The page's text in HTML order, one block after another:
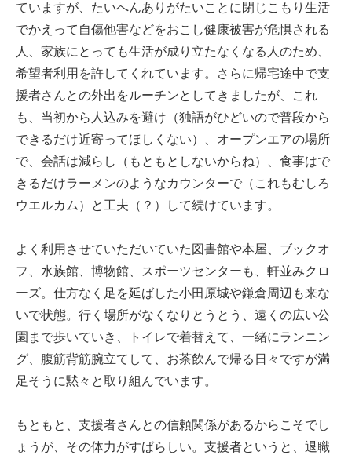
ていますが、たいへんありがたいことに閉じこもり生活
でかえって自傷他害などをおこし健康被害が危惧される
人、家族にとっても生活が成り立たなくなる人のため、
希望者利用を許してくれています。さらに帰宅途中で支
援者さんとの外出をルーチンとしてきましたが、これ
も、当初から人込みを避け（独語がひどいので普段から
できるだけ近寄ってほしくない）、オープンエアの場所
で、会話は減らし（もともとしないからね）、食事はで
きるだけラーメンのようなカウンターで（これもむしろ
ウエルカム）と工夫（？）して続けています。
よく利用させていただいていた図書館や本屋、ブックオ
フ、水族館、博物館、スポーツセンターも、軒並みクロ
ーズ。仕方なく足を延ばした小田原城や鎌倉周辺も来な
いで状態。行く場所がなくなりとうとう、遠くの広い公
園まで歩いていき、トイレで着替えて、一緒にランニン
グ、腹筋背筋腕立てして、お茶飲んで帰る日々ですが満
足そうに黙々と取り組んでいます。
もともと、支援者さんとの信頼関係があるからこそでし
ょうが、その体力がすばらしい。支援者というと、退職